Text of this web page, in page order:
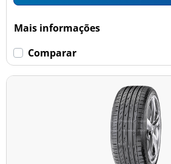
Mais informações
Comparar